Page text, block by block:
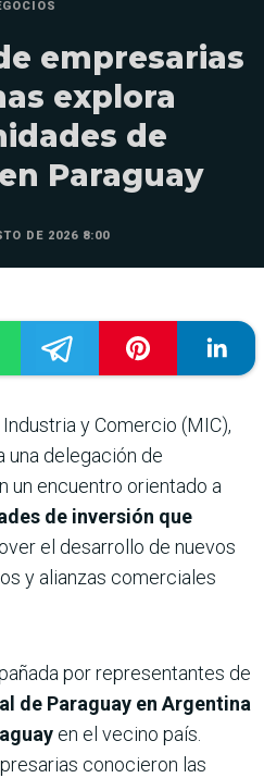
empresarias
explora
de
Paraguay
DE 2026 8:00
y Comercio (MIC),
una delegación de
un encuentro orientado a
de inversión que
el desarrollo de nuevos
y alianzas comerciales
por representantes de
de Paraguay en Argentina
en el vecino país.
conocieron las